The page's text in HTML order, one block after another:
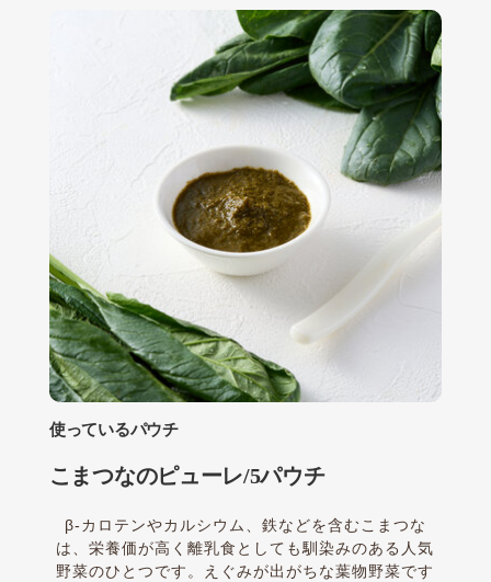
使っているパウチ
こまつなのピューレ/5パウチ
β-カロテンやカルシウム、鉄などを含むこまつな
は、栄養価が高く離乳食としても馴染みのある人気
野菜のひとつです。えぐみが出がちな葉物野菜です